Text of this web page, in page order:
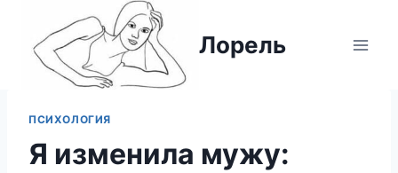
содержимому
Лорель
ПСИХОЛОГИЯ
Я изменила мужу: